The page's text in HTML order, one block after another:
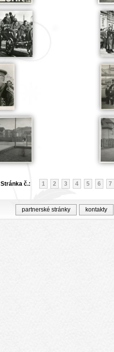
Stránka č.: 1 2 3 4 5 6 7
partnerské stránky kontakty